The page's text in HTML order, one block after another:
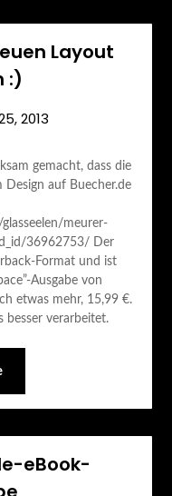
Layout
:)
2013
gemacht, dass die
auf Buecher.de
meurer-
36962753/ Der
Format und ist
Ausgabe von
etwas mehr, 15,99 €.
besser verarbeitet.
eBook-